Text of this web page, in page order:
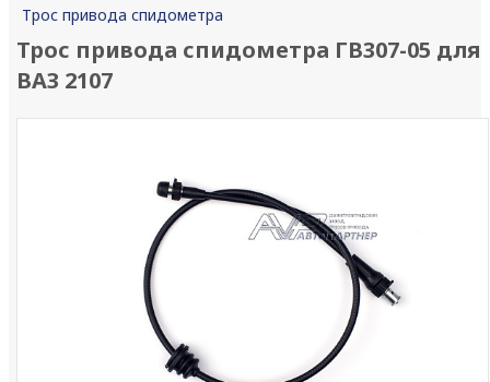
Трос привода спидометра
Трос привода спидометра ГВ307-05 для
ВАЗ 2107